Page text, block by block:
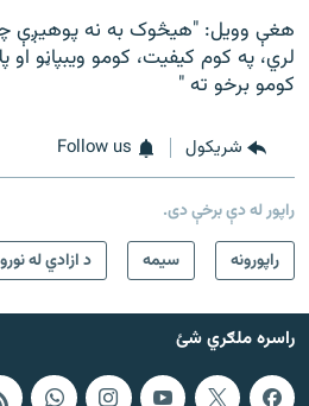
هغې وویل: "هیڅوک به نه پوهیږې
لري، په کوم کیفیت، کومو ویبپاڼو او
کومو برخو ته "
شريکول Follow us
راپور له دې برخې دی.
راپورونه
سيمه د ازادي له
راسره ملګري شئ